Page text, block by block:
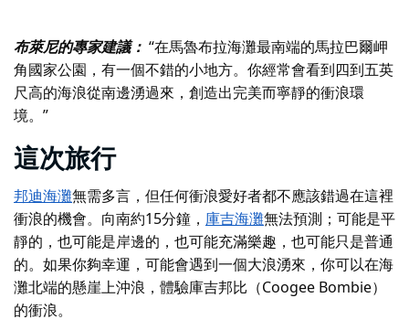
布萊尼的專家建議： “在馬魯布拉海灘最南端的馬拉巴爾岬
角國家公園，有一個不錯的小地方。你經常會看到四到五英
尺高的海浪從南邊湧過來，創造出完美而寧靜的衝浪環
境。”
這次旅行
邦迪海灘無需多言，但任何衝浪愛好者都不應該錯過在這裡
衝浪的機會。向南約15分鐘， 庫吉海灘無法預測；可能是平
靜的，也可能是岸邊的，也可能充滿樂趣，也可能只是普通
的。如果你夠幸運，可能會遇到一個大浪湧來，你可以在海
灘北端的懸崖上沖浪，體驗庫吉邦比（Coogee Bombie）
的衝浪。